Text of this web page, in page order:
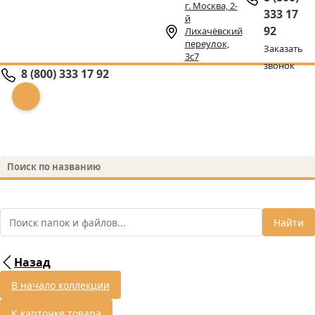
г. Москва, 2-
й
Лихачёвский
переулок,
3с7
333 17
92
Заказать
звонок
8 (800) 333 17 92
Найти
Назад
В начало коллекции